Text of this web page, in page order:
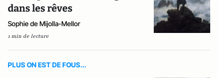
dans les rêves
Sophie de Mijolla-Mellor
1 min de lecture
PLUS ON EST DE FOUS...